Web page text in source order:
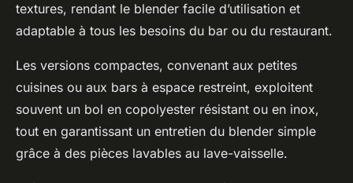
textures, rendant le blender facile d’utilisation et
adaptable à tous les besoins du bar ou du restaurant.
Les versions compactes, convenant aux petites
cuisines ou aux bars à espace restreint, exploitent
souvent un bol en copolyester résistant ou en inox,
tout en garantissant un entretien du blender simple
grâce à des pièces lavables au lave-vaisselle.